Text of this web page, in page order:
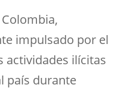
impulsado por el
actividades ilícitas
país durante